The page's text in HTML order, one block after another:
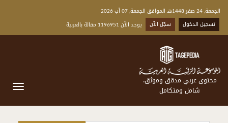
الجمعة, 24 صفر 1448هـ الموافق الجمعة, 07 آب 2026
تسجيل الدخول
سجّل الآن يوجد الآن 1196951 مقالة بالعربية
محتوى عربي مدقق وموثق،
شامل ومتكامل